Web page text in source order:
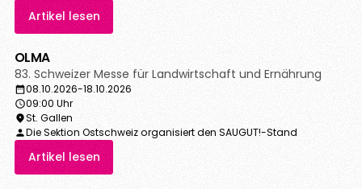
Artikel lesen
OLMA
83. Schweizer Messe für Landwirtschaft und Ernährung
08.10.2026-18.10.2026
09:00 Uhr
St. Gallen
Die Sektion Ostschweiz organisiert den SAUGUT!-Stand
Artikel lesen